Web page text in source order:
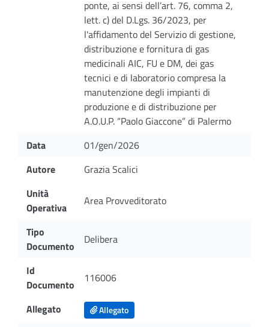
ponte, ai sensi dell’art. 76, comma 2,
lett. c) del D.Lgs. 36/2023, per
l'affidamento del Servizio di gestione,
distribuzione e fornitura di gas
medicinali AIC, FU e DM, dei gas
tecnici e di laboratorio compresa la
manutenzione degli impianti di
produzione e di distribuzione per
A.O.U.P. “Paolo Giaccone” di Palermo
Data
01/gen/2026
Autore
Grazia Scalici
Unità
Operativa
Area Provveditorato
Tipo
Documento
Delibera
Id
Documento
116006
Allegato Allegato